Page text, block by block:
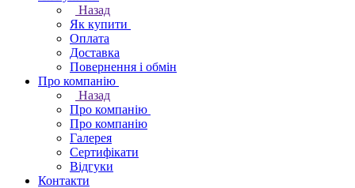
Назад
Як купити
Оплата
Доставка
Повернення і обмін
Про компанію
Назад
Про компанію
Про компанію
Галерея
Сертифікати
Відгуки
Контакти